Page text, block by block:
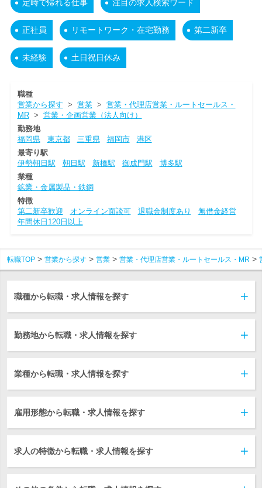
定時で帰れる仕事 注目の求人検索ワード
正社員 リモートワーク・在宅勤務 第二新卒
未経験 土日祝日休み
職種
営業から探す > 営業> 営業・代理店営業・ルートセールス・
MR> 営業・企画営業（法人向け）
勤務地
福岡県
東京都 三重県 福岡市
港区
最寄り駅
伊勢朝日駅
朝日駅 新橋駅 御成門駅
博多駅
業種
鉱業・金属製品・鉄鋼
特徴
第二新卒歓迎
オンライン面談可 退職金制度あり
無借金経営
年間休日120日以上
転職TOP 営業から探す 営業 営業・代理店営業・ルートセールス・MR
職種から転職・求人情報を探す
勤務地から転職・求人情報を探す
業種から転職・求人情報を探す
雇用形態から転職・求人情報を探す
求人の特徴から転職・求人情報を探す